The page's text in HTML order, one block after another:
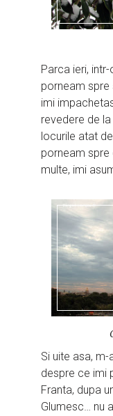
Parca ieri,
porneam spre
imi
revedere de
locurile atat
porneam spre
multe, imi
Si uite asa,
despre ce imi
Franta, dupa
Glumesc… nu